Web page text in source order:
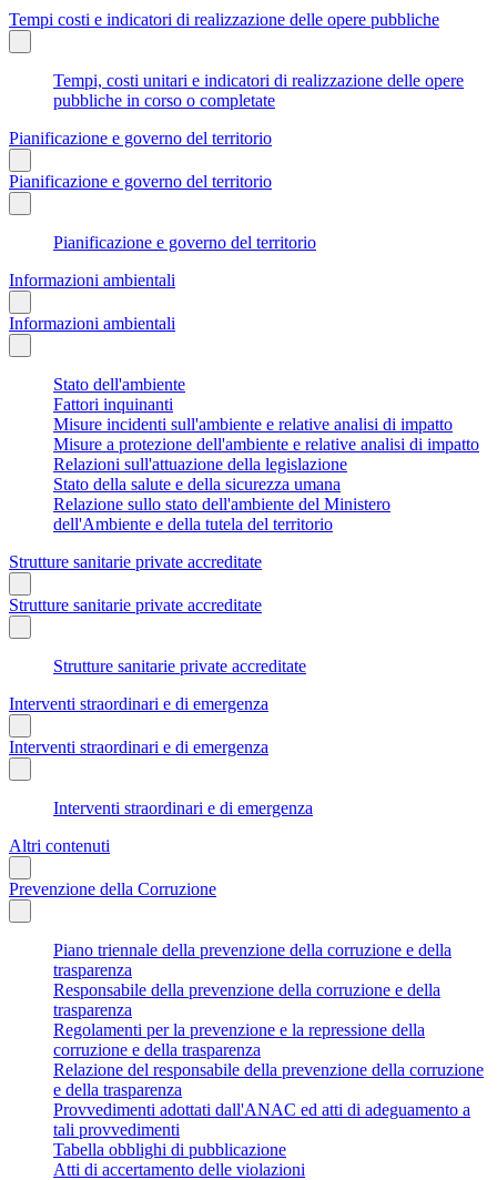
Tempi costi e indicatori di realizzazione delle opere pubbliche
Tempi, costi unitari e indicatori di realizzazione delle opere
pubbliche in corso o completate
Pianificazione e governo del territorio
Pianificazione e governo del territorio
Pianificazione e governo del territorio
Informazioni ambientali
Informazioni ambientali
Stato dell'ambiente
Fattori inquinanti
Misure incidenti sull'ambiente e relative analisi di impatto
Misure a protezione dell'ambiente e relative analisi di impatto
Relazioni sull'attuazione della legislazione
Stato della salute e della sicurezza umana
Relazione sullo stato dell'ambiente del Ministero
dell'Ambiente e della tutela del territorio
Strutture sanitarie private accreditate
Strutture sanitarie private accreditate
Strutture sanitarie private accreditate
Interventi straordinari e di emergenza
Interventi straordinari e di emergenza
Interventi straordinari e di emergenza
Altri contenuti
Prevenzione della Corruzione
Piano triennale della prevenzione della corruzione e della
trasparenza
Responsabile della prevenzione della corruzione e della
trasparenza
Regolamenti per la prevenzione e la repressione della
corruzione e della trasparenza
Relazione del responsabile della prevenzione della corruzione
e della trasparenza
Provvedimenti adottati dall'ANAC ed atti di adeguamento a
tali provvedimenti
Tabella obblighi di pubblicazione
Atti di accertamento delle violazioni